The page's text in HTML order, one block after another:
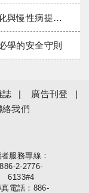
性病提早報到
學的安全守則
誌
廣告刊登
絡我們
健康
服務專線：
886-2-2776-
6133#4
電話：886-